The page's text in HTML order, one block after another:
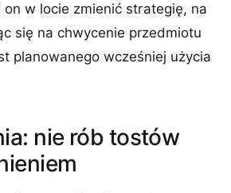
w locie zmienić strategię, na
się na chwycenie przedmiotu
planowanego wcześniej użycia
nie rób tostów